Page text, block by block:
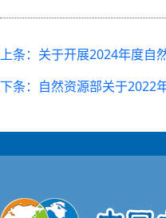
上条：关于开展2024年度自
下条：自然资源部关于2022